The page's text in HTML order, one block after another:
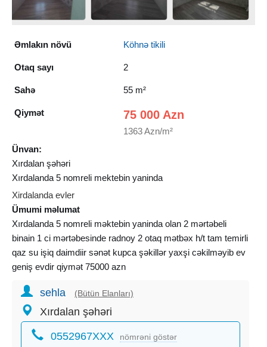
Əmlakın növü Köhnə tikili
Otaq sayı 2
Sahə 55 m²
Qiymət 75 000 Azn
1363 Azn/m²
Ünvan:
Xırdalan şəhəri
Xırdalanda 5 nomreli mektebin yaninda
Xirdalanda evler
Ümumi məlumat
Xırdalanda 5 nomreli məktebin yaninda olan 2 mərtəbeli
binain 1 ci mərtəbesinde radnoy 2 otaq mətbəx h/t tam temirli
qaz su işiq daimdiir sənət kupca şəkillər yaxşi cəkilməyib ev
geniş evdir qiymət 75000 azn
sehla (Bütün Elanları)
Xırdalan şəhəri
0552967XXX nömrəni göstər